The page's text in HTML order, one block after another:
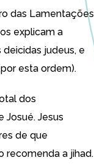
das Lamentações
explicam a
judeus, e
esta ordem).
dos
Josué. Jesus
de que
recomenda a jihad.